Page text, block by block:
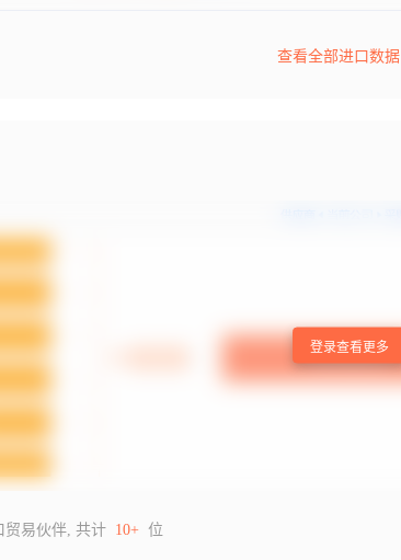
查看全部进口数据
登录查看更多
贸易伙伴, 共计 10+ 位